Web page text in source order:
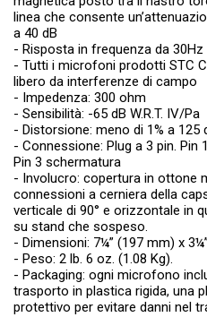
linea che consente
a 40 dB
- Risposta in frequenza da 30Hz
- Tutti i microfoni prodotti STC
libero da interferenze di campo
- Impedenza: 300 ohm
- Sensibilità: -65 dB W.R.T. IV/Pa
- Distorsione: meno di 1% a 125
- Connessione: Plug a 3 pin.
Pin 3 schermatura
- Involucro: copertura in ottone
connessioni a cerniera della
verticale di 90° e orizzontale in
su stand che sospeso.
- Dimensioni: 7¼” (197 mm) x
- Peso: 2 lb. 6 oz. (1.08 Kg).
- Packaging: ogni microfono
trasporto in plastica rigida, una
protettivo per evitare danni nel